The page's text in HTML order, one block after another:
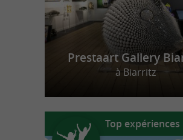
Prestaart Gallery
à Biarritz
Top expériences